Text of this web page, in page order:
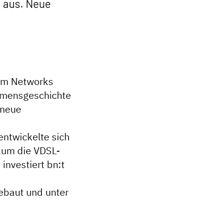
Neue
Networks
sich
die VDSL-
investiert bn:t
und unter